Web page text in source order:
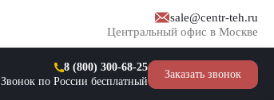
sale@centr-teh.ru
Центральный офис в Москве
8 (800) 300-68-25
Звонок по России бесплатный
Заказать звонок